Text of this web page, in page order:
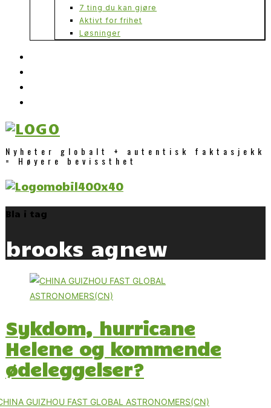
7 ting du kan gjøre
Aktivt for frihet
Løsninger
Nyheter globalt + autentisk faktasjekk
= Høyere bevissthet
Bla i tag
brooks agnew
Sykdom, hurricane
Helene og kommende
ødeleggelser?